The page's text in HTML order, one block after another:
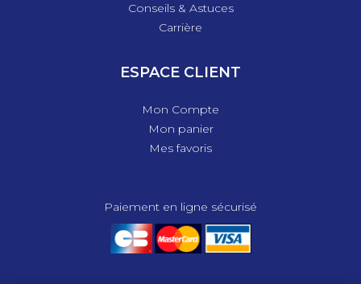
Conseils & Astuces
Carrière
ESPACE CLIENT
Mon Compte
Mon panier
Mes favoris
Paiement en ligne sécurisé